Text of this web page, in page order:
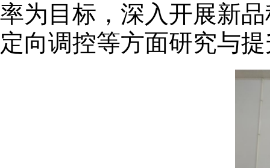
率为目标，深入开展新
定向调控等方面研究与